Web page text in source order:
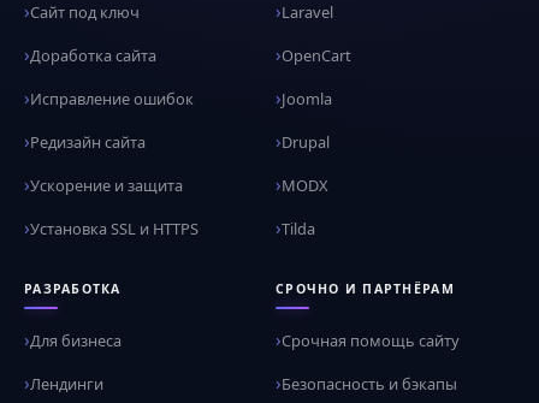
Сайт под ключ
Доработка сайта
Исправление ошибок
Редизайн сайта
Ускорение и защита
Установка SSL и HTTPS
Laravel
OpenCart
Joomla
Drupal
MODX
Tilda
РАЗРАБОТКА
Для бизнеса
Лендинги
СРОЧНО И ПАРТНЁРАМ
Срочная помощь сайту
Безопасность и бэкапы